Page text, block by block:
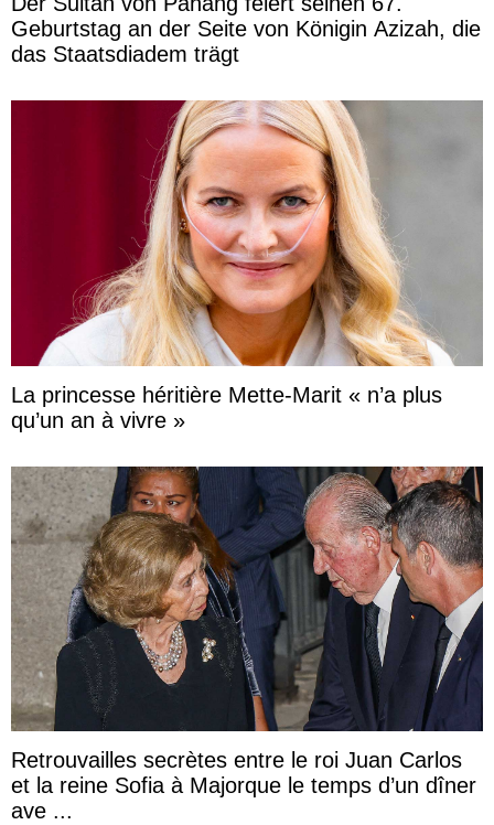
Geburtstag an der Seite von Königin Azizah, die
das Staatsdiadem trägt
La princesse héritière Mette-Marit « n’a plus
qu’un an à vivre »
Retrouvailles secrètes entre le roi Juan Carlos
et la reine Sofia à Majorque le temps d’un dîner
ave ...